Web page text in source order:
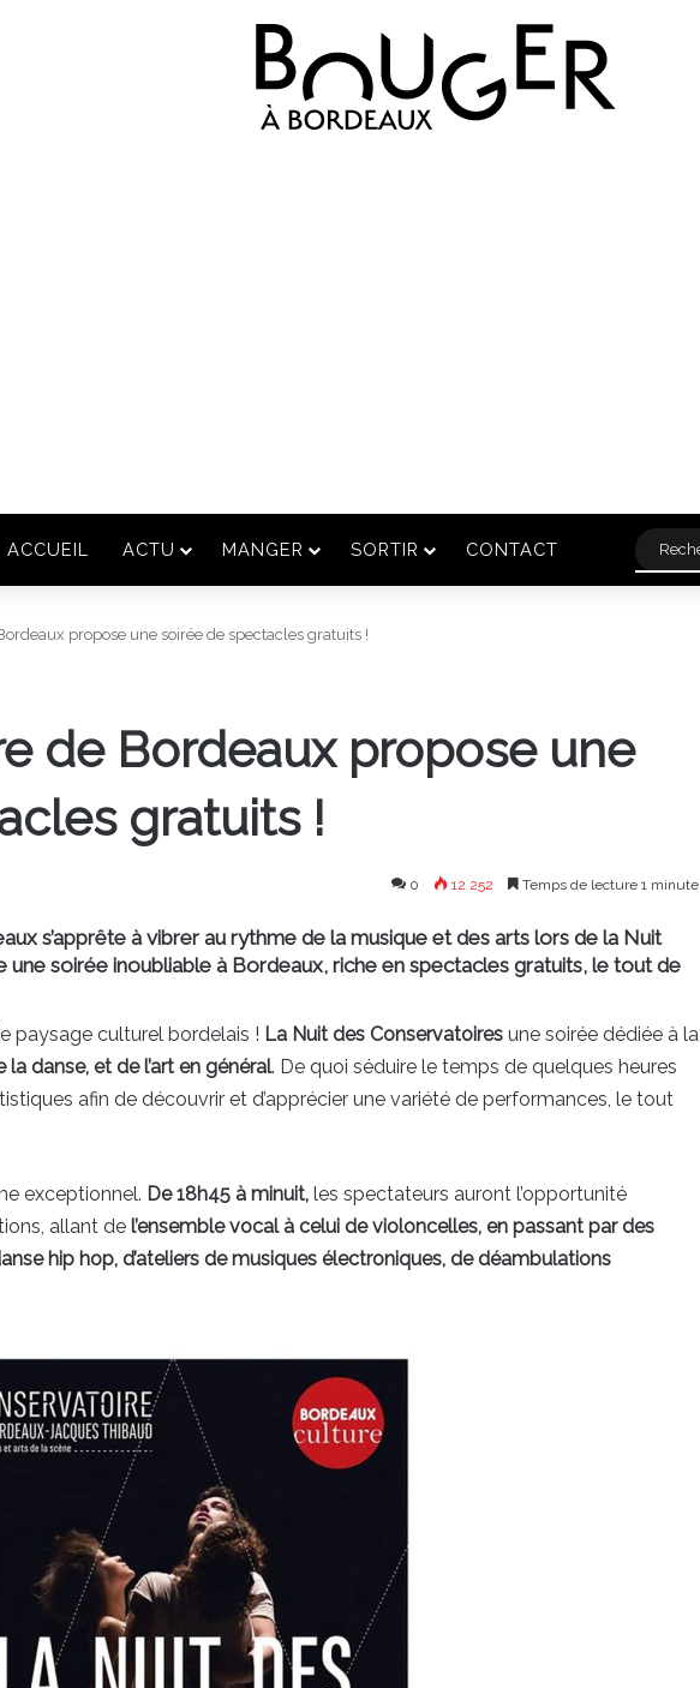
ACCUEIL ACTU MANGER SORTIR CONTACT
propose une soirée de spectacles gratuits !
de Bordeaux propose une
gratuits !
0 12 252 Temps de lecture 1 minute
s’apprête à vibrer au rythme de la musique et des arts lors de la Nuit
une soirée inoubliable à Bordeaux, riche en spectacles gratuits, le tout de
paysage culturel bordelais ! La Nuit des Conservatoires une soirée dédiée à la
danse, et de l’art en général. De quoi séduire le temps de quelques heures
afin de découvrir et d’apprécier une variété de performances, le tout
exceptionnel. De 18h45 à minuit, les spectateurs auront l’opportunité
allant de l’ensemble vocal à celui de violoncelles, en passant par des
hip hop, d’ateliers de musiques électroniques, de déambulations